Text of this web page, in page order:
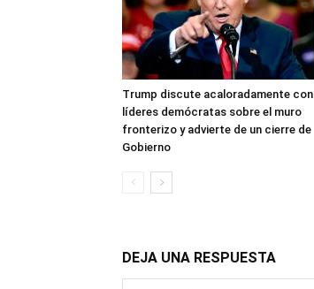
Trump discute acaloradamente con
líderes demócratas sobre el muro
fronterizo y advierte de un cierre de
Gobierno
DEJA UNA RESPUESTA